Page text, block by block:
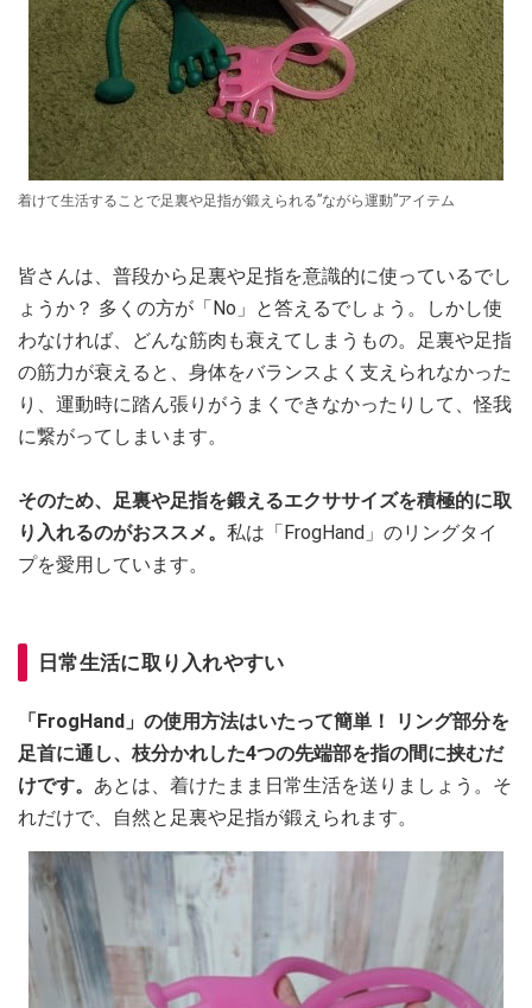
着けて生活することで足裏や足指が鍛えられる”ながら運動”アイテム
皆さんは、普段から足裏や足指を意識的に使っているでし
ょうか？ 多くの方が「No」と答えるでしょう。しかし使
わなければ、どんな筋肉も衰えてしまうもの。足裏や足指
の筋力が衰えると、身体をバランスよく支えられなかった
り、運動時に踏ん張りがうまくできなかったりして、怪我
に繋がってしまいます。
そのため、足裏や足指を鍛えるエクササイズを積極的に取
り入れるのがおススメ。 私は「FrogHand」のリングタイ
プを愛用しています。
日常生活に取り入れやすい
「FrogHand」の使用方法はいたって簡単！ リング部分を
足首に通し、枝分かれした4つの先端部を指の間に挟むだ
けです。 あとは、着けたまま日常生活を送りましょう。そ
れだけで、自然と足裏や足指が鍛えられます。